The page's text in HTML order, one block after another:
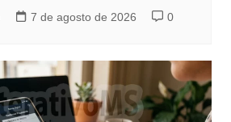
7 de agosto de 2026 0